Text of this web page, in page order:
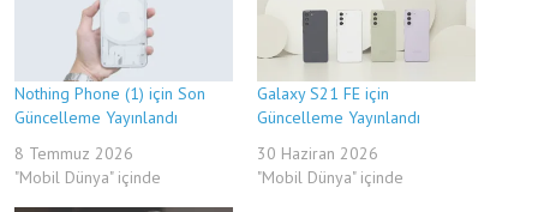
Nothing Phone (1) için Son
Güncelleme Yayınlandı
8 Temmuz 2026
"Mobil Dünya" içinde
Galaxy S21 FE için
Güncelleme Yayınlandı
30 Haziran 2026
"Mobil Dünya" içinde